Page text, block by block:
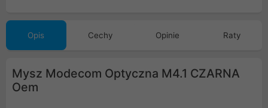
Opis Cechy Opinie Raty
Mysz Modecom Optyczna M4.1 CZARNA
Oem